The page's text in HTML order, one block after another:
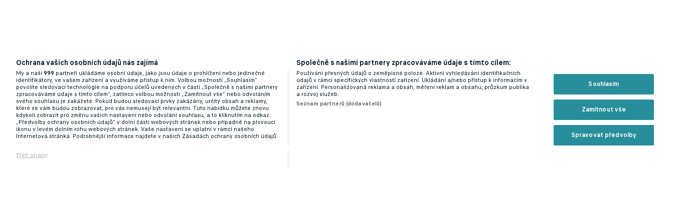
Slavia hodila pana nepostradatelného přes palubu. Tvrdík bouchl do stolu, nedávno Chorého bránil
11.05.2026 17:40
Ochrana vašich osobních údajů nás zajímá
My a naši 999 partneři ukládáme osobní údaje, jako jsou údaje o prohlížení nebo jedinečné
identifikátory, ve vašem zařízení a využíváme přístup k nim. Volbou možnosti „Souhlasím“
povolíte sledovací technologie na podporu účelů uvedených v části „Společně s našimi partnery
zpracováváme údaje s tímto cílem“, zatímco volbou možnosti „Zamítnout vše“ nebo odvoláním
svého souhlasu je zakážete. Pokud budou sledovací prvky zakázány, určitý obsah a reklamy,
které se vám budou zobrazovat, pro vás nemusejí být relevantní. Tuto nabídku můžete znovu
kdykoli zobrazit pro změnu vašich nastavení nebo odvolání souhlasu, a to kliknutím na odkaz
„Předvolby ochrany osobních údajů“ v dolní části webových stránek nebo případně na plovoucí
ikonu v levém dolním rohu webových stránek. Vaše nastavení se uplatní v rámci našeho
Internetová stránka. Podrobnější informace najdete v našich Zásadách ochrany osobních údajů.
Třetí strany
Společně s našimi partnery zpracováváme údaje s tímto cílem:
Používání přesných údajů o zeměpisné poloze. Aktivní vyhledávání identifikačních
údajů v rámci specifických vlastností zařízení. Ukládání a/nebo přístup k informacím v
zařízení. Personalizovaná reklama a obsah, měření reklam a obsahu, průzkum publika
a rozvoj služeb.
Seznam partnerů (dodavatelů)
Souhlasím
Zamítnout vše
Spravovat předvolby